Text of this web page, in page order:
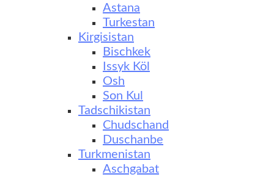
Astana
Turkestan
Kirgisistan
Bischkek
Issyk Köl
Osh
Son Kul
Tadschikistan
Chudschand
Duschanbe
Turkmenistan
Aschgabat